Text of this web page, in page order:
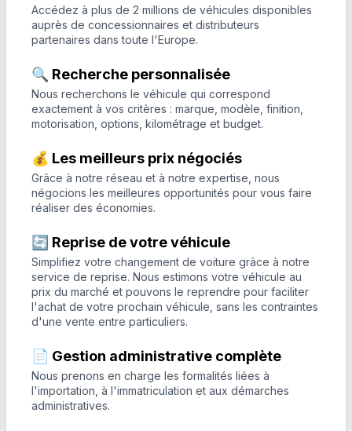
Accédez à plus de 2 millions de véhicules disponibles
auprès de concessionnaires et distributeurs
partenaires dans toute l'Europe.
🔍 Recherche personnalisée
Nous recherchons le véhicule qui correspond
exactement à vos critères : marque, modèle, finition,
motorisation, options, kilométrage et budget.
💰 Les meilleurs prix négociés
Grâce à notre réseau et à notre expertise, nous
négocions les meilleures opportunités pour vous faire
réaliser des économies.
🔄 Reprise de votre véhicule
Simplifiez votre changement de voiture grâce à notre
service de reprise. Nous estimons votre véhicule au
prix du marché et pouvons le reprendre pour faciliter
l'achat de votre prochain véhicule, sans les contraintes
d'une vente entre particuliers.
📄 Gestion administrative complète
Nous prenons en charge les formalités liées à
l'importation, à l'immatriculation et aux démarches
administratives.